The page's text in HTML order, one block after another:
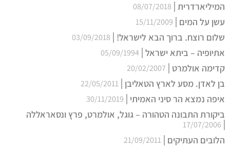
המיליארדרית 08/07/2018
עשן על המים 15/11/2009
שלום רוצח. ברוך הבא לישראל! 03/09/2018
אתיופיה – ביתא ישראל 05/09/1994
קדימה אולמרט 20/02/2007
בן לאדן. מסע לארץ הטאליבן 22/05/2011
איפה נמצא הר סיני האמיתי 30/11/2019
ביקורת התבונה הטהורה – גוגל, אולמרט, פרץ ונסאראללה
17/07/2006
הלובים העתיקים 21/09/2011